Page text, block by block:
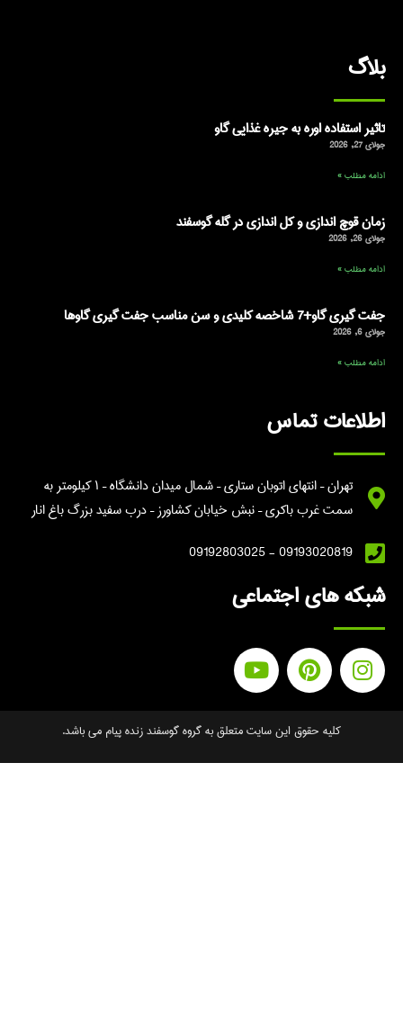
بلاگ
تاثیر استفاده اوره به جیره غذایی گاو
جولای 27, 2026
ادامه مطلب »
زمان قوچ اندازی و کل اندازی در گله گوسفند
جولای 26, 2026
ادامه مطلب »
جفت گیری گاو+7 شاخصه کلیدی و سن مناسب جفت گیری گاوها
جولای 6, 2026
ادامه مطلب »
اطلاعات تماس
تهران – انتهای اتوبان ستاری – شمال میدان دانشگاه – ۱ کیلومتر به
سمت غرب باکری – نبش خیابان کشاورز – درب سفید بزرگ باغ انار
09193020819 - 09192803025
شبکه های اجتماعی
کلیه حقوق این سایت متعلق به گروه گوسفند زنده پیام می باشد.